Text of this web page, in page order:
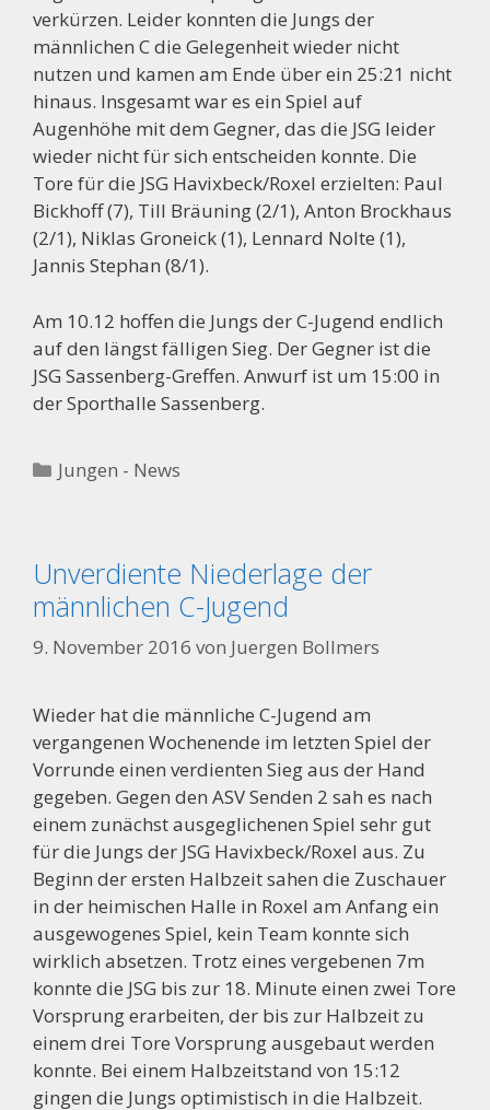
verkürzen. Leider konnten die Jungs der
männlichen C die Gelegenheit wieder nicht
nutzen und kamen am Ende über ein 25:21 nicht
hinaus. Insgesamt war es ein Spiel auf
Augenhöhe mit dem Gegner, das die JSG leider
wieder nicht für sich entscheiden konnte. Die
Tore für die JSG Havixbeck/Roxel erzielten: Paul
Bickhoff (7), Till Bräuning (2/1), Anton Brockhaus
(2/1), Niklas Groneick (1), Lennard Nolte (1),
Jannis Stephan (8/1).
Am 10.12 hoffen die Jungs der C-Jugend endlich
auf den längst fälligen Sieg. Der Gegner ist die
JSG Sassenberg-Greffen. Anwurf ist um 15:00 in
der Sporthalle Sassenberg.
Kategorien
Jungen - News
Unverdiente Niederlage der
männlichen C-Jugend
9. November 2016 von Juergen Bollmers
Wieder hat die männliche C-Jugend am
vergangenen Wochenende im letzten Spiel der
Vorrunde einen verdienten Sieg aus der Hand
gegeben. Gegen den ASV Senden 2 sah es nach
einem zunächst ausgeglichenen Spiel sehr gut
für die Jungs der JSG Havixbeck/Roxel aus. Zu
Beginn der ersten Halbzeit sahen die Zuschauer
in der heimischen Halle in Roxel am Anfang ein
ausgewogenes Spiel, kein Team konnte sich
wirklich absetzen. Trotz eines vergebenen 7m
konnte die JSG bis zur 18. Minute einen zwei Tore
Vorsprung erarbeiten, der bis zur Halbzeit zu
einem drei Tore Vorsprung ausgebaut werden
konnte. Bei einem Halbzeitstand von 15:12
gingen die Jungs optimistisch in die Halbzeit.